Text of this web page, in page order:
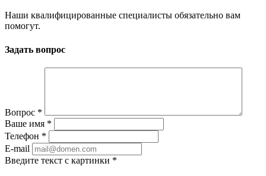
Наши квалифицированные специалисты обязательно вам
помогут.
Задать вопрос
Вопрос *
Ваше имя *
Телефон *
E-mail
Введите текст с картинки *